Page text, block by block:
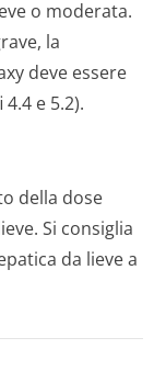
o moderata.
la
deve essere
e 5.2).
della dose
Si consiglia
da lieve a